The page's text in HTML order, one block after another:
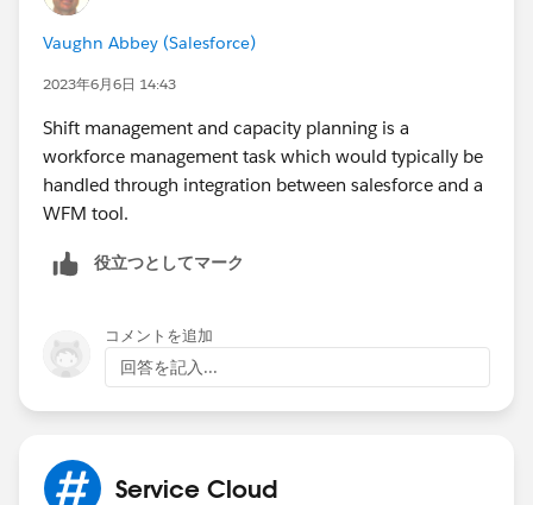
Vaughn Abbey (Salesforce)
2023年6月6日 14:43
Shift management and capacity planning is a
workforce management task which would typically be
handled through integration between salesforce and a
WFM tool.
役立つとしてマーク
コメントを追加
回答を記入...
Service Cloud